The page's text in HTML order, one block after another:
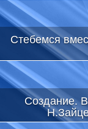
Стебемся
Создание.